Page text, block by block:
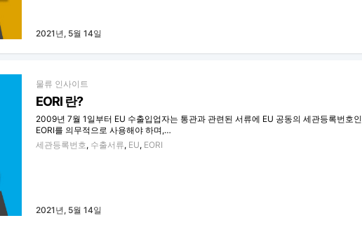
2021년, 5월 14일
물류 인사이트
EORI 란?
2009년 7월 1일부터 EU 수출입업자는 통관과 관련된 서류에 EU 공동의 세관등록번호인
EORI를 의무적으로 사용해야 하며,…
세관등록번호, 수출서류, EU, EORI
2021년, 5월 14일